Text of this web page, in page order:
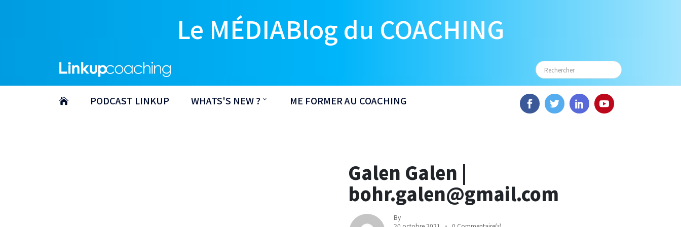
Le MÉDIABlog du COACHING
PODCAST LINKUP WHATS'S NEW ? ME FORMER AU COACHING
Galen Galen |
bohr.galen@gmail.com
By